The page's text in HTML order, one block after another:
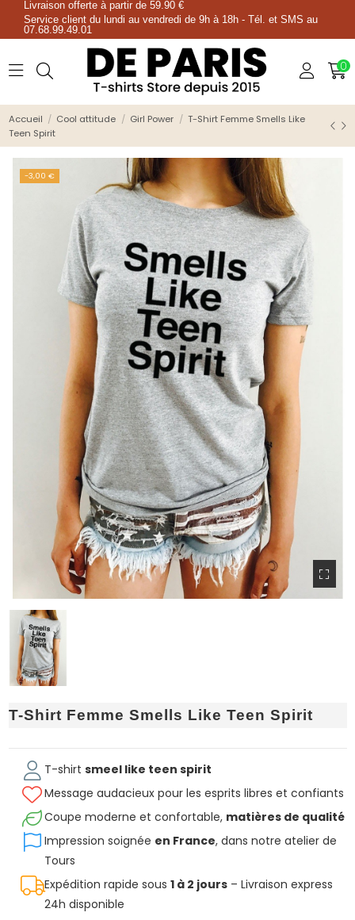
Livraison offerte à partir de 59.90 €
Service client du lundi au vendredi de 9h à 18h - Tél. et SMS au
07.68.99.49.01
0
Accueil Cool attitude Girl Power
T-Shirt Femme Smells Like
Teen Spirit
-3,00 €
T-Shirt Femme Smells Like Teen Spirit
T-shirt smeel like teen spirit
Message audacieux pour les esprits libres et confiants
Coupe moderne et confortable, matières de qualité
Impression soignée en France, dans notre atelier de
Tours
Expédition rapide sous 1 à 2 jours– Livraison express
24h disponible